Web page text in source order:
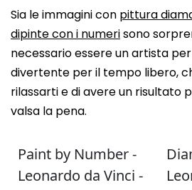
Sia le immagini con pittura
dipinte con i numerisono
necessario essere un artista
divertente per il tempo libero,
rilassarti e di avere un risultato
valsa la pena.